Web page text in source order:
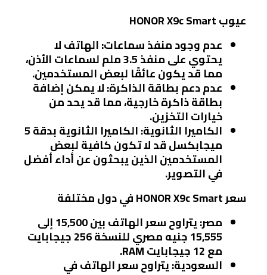
عيوب HONOR X9c Smart
عدم وجود منفذ سماعات: الهاتف لا
يحتوي على منفذ 3.5 ملم لسماعات الأذن،
مما قد يكون عائقًا لبعض المستخدمين.
عدم دعم بطاقة الذاكرة: لا يمكن إضافة
بطاقة ذاكرة خارجية، مما قد يحد من
خيارات التخزين.
الكاميرا الثانوية : الكاميرا الثانوية بدقة 5
ميجابكسل قد لا تكون كافية لبعض
المستخدمين الذين يبحثون عن أداء أفضل
في التصوير.
سعر HONOR X9c Smart في دول مختلفة
مصر
: يتراوح سعر الهاتف بين 15,500 إلى
15,555 جنيه مصري للنسخة 256 جيجابايت
مع 12 جيجابايت RAM.
السعودية: يتراوح سعر الهاتف في